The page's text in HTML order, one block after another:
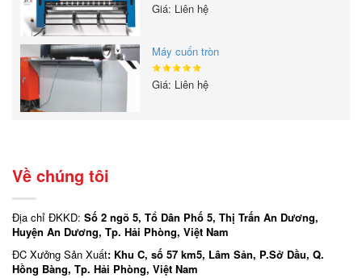
Giá: Liên hệ
Máy cuốn tròn
Giá: Liên hệ
Về chúng tôi
Địa chỉ ĐKKD: Số 2 ngõ 5, Tổ Dân Phố 5, Thị Trấn An Dương,
Huyện An Dương, Tp. Hải Phòng, Việt Nam
ĐC Xưởng Sản Xuất: Khu C, số 57 km5, Lâm Sản, P.Sở Dầu, Q.
Hồng Bàng, Tp. Hải Phòng, Việt Nam